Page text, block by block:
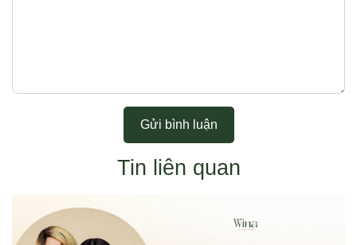
Gửi bình luận
Tin liên quan